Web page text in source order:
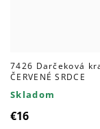
7426 Darčeková
ČERVENÉ SRDCE
Skladom
€16